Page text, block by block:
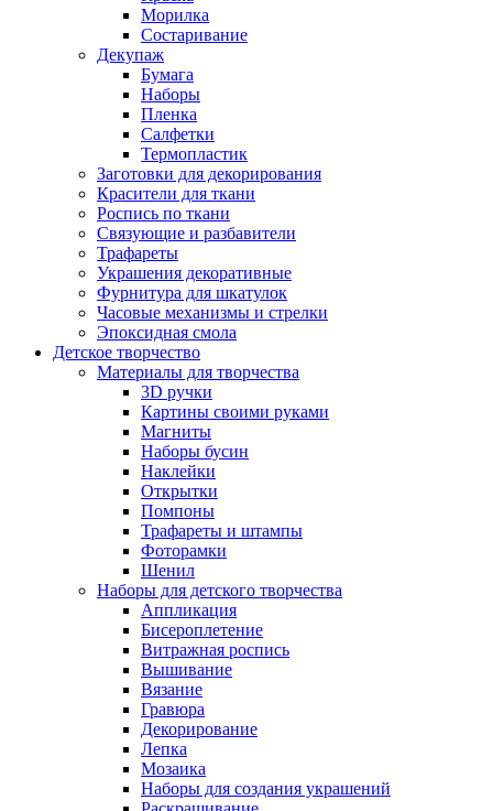
Морилка
Состаривание
Декупаж
Бумага
Наборы
Пленка
Салфетки
Термопластик
Заготовки для декорирования
Красители для ткани
Роспись по ткани
Связующие и разбавители
Трафареты
Украшения декоративные
Фурнитура для шкатулок
Часовые механизмы и стрелки
Эпоксидная смола
Детское творчество
Материалы для творчества
3D ручки
Картины своими руками
Магниты
Наборы бусин
Наклейки
Открытки
Помпоны
Трафареты и штампы
Фоторамки
Шенил
Наборы для детского творчества
Аппликация
Бисероплетение
Витражная роспись
Вышивание
Вязание
Гравюра
Декорирование
Лепка
Мозаика
Наборы для создания украшений